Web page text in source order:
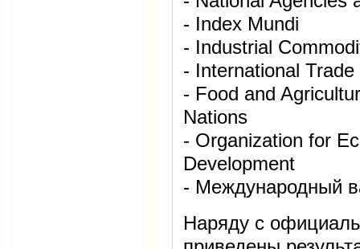
- Index Mundi
- Industrial
- International Trade
- Food and
Nations
- Organization for
Development
- Международный
Наряду с